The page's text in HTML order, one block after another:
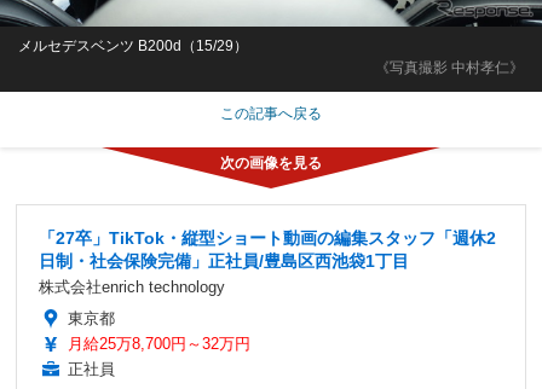
《写真撮影 中村孝仁》
メルセデスベンツ B200d（15/29）
この記事へ戻る
「27卒」TikTok・縦型ショート動画の編集スタッフ「週休2
日制・社会保険完備」正社員/豊島区西池袋1丁目
株式会社enrich technology
東京都
月給25万8,700円～32万円
正社員